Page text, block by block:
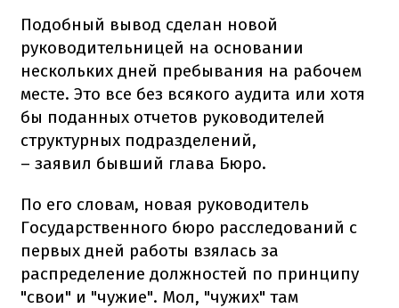
Подобный вывод сделан новой
руководительницей на основании
нескольких дней пребывания на рабочем
месте. Это все без всякого аудита или хотя
бы поданных отчетов руководителей
структурных подразделений,
– заявил бывший глава Бюро.
По его словам, новая руководитель
Государственного бюро расследований с
первых дней работы взялась за
распределение должностей по принципу
"свои" и "чужие". Мол, "чужих" там